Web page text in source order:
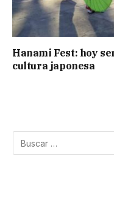
Hanami Fest: hoy
cultura japonesa